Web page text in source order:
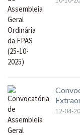
12-04-